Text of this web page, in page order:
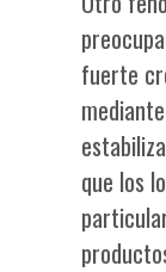
fuerte
que los